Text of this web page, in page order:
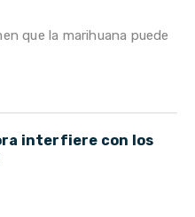
que la marihuana puede
interfiere con los